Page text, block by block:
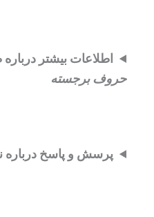
اطلاعات بیشتر
حروف برجسته
پرسش و پاسخ درباره